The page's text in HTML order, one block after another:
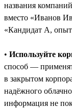
названия
вместо «Иванов
«Кандидат А, опыт
• Используйте
способ —
в закрытом
надёжного
информация не